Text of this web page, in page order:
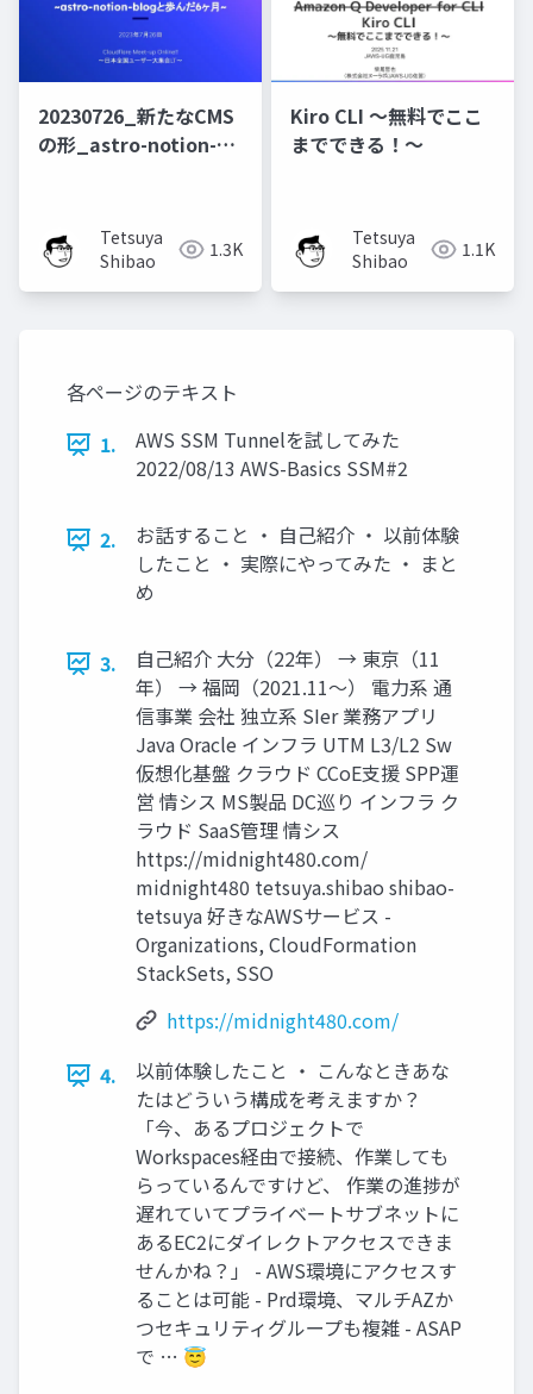
20230726_新たなCMS
の形_astro-notion-
Tetsuya
Shibao
1.3K
Kiro CLI 〜無料でここ
までできる！〜
Tetsuya
Shibao
1.1K
各ページのテキスト
1.
AWS SSM Tunnelを試してみた
2022/08/13 AWS-Basics SSM#2
2.
お話すること ・ 自己紹介 ・ 以前体験
したこと ・ 実際にやってみた ・ まと
め
3.
自己紹介 大分（22年） → 東京（11
年） → 福岡（2021.11～） 電力系 通
信事業 会社 独立系 SIer 業務アプリ
Java Oracle インフラ UTM L3/L2 Sw
仮想化基盤 クラウド CCoE支援 SPP運
営 情シス MS製品 DC巡り インフラ ク
ラウド SaaS管理 情シス
https://midnight480.com/
midnight480 tetsuya.shibao shibao-
tetsuya 好きなAWSサービス -
Organizations, CloudFormation
StackSets, SSO
https://midnight480.com/
4.
以前体験したこと ・ こんなときあな
たはどういう構成を考えますか？
「今、あるプロジェクトで
Workspaces経由で接続、作業しても
らっているんですけど、 作業の進捗が
遅れていてプライベートサブネットに
あるEC2にダイレクトアクセスできま
せんかね？」 - AWS環境にアクセスす
ることは可能 - Prd環境、マルチAZか
つセキュリティグループも複雑 - ASAP
で … 😇